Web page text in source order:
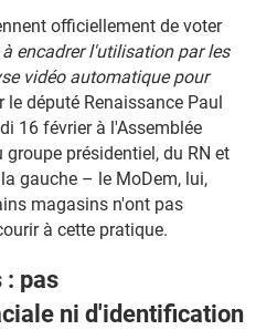
officiellement de voter
à encadrer l'utilisation par les
vidéo automatique pour
le député Renaissance Paul
16 février à l'Assemblée
présidentiel, du RN et
gauche – le MoDem, lui,
magasins n'ont pas
à cette pratique.
: pas
ni d'identification